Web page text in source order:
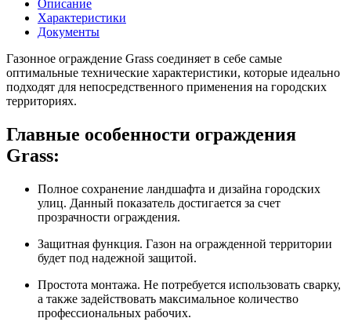
Описание
Характеристики
Документы
Газонное ограждение Grass соединяет в себе самые
оптимальные технические характеристики, которые идеально
подходят для непосредственного применения на городских
территориях.
Главные особенности ограждения
Grass:
Полное сохранение ландшафта и дизайна городских
улиц. Данный показатель достигается за счет
прозрачности ограждения.
Защитная функция. Газон на огражденной территории
будет под надежной защитой.
Простота монтажа. Не потребуется использовать сварку,
а также задействовать максимальное количество
профессиональных рабочих.